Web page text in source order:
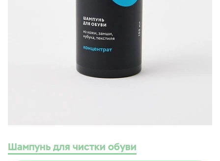
Шампунь для чистки обуви